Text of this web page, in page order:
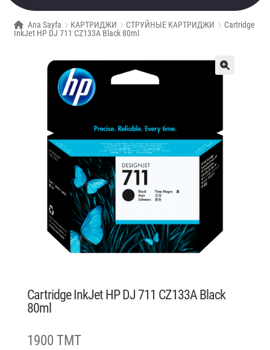
Ana Sayfa КАРТРИДЖИ СТРУЙНЫЕ КАРТРИДЖИ
Cartridge
InkJet HP DJ 711 CZ133A Black 80ml
Cartridge InkJet HP DJ 711 CZ133A Black
80ml
1900 TMT